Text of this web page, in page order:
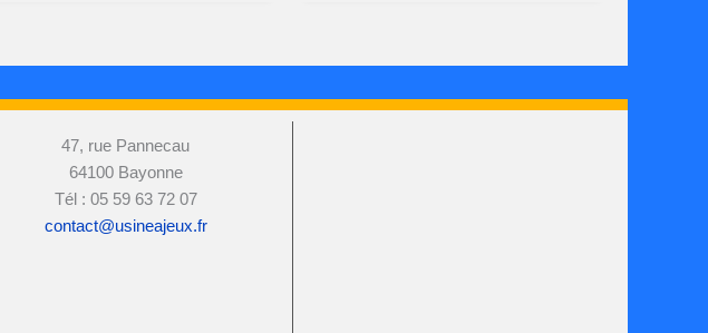
47, rue Pannecau
64100 Bayonne
Tél : 05 59 63 72 07
contact@usineajeux.fr